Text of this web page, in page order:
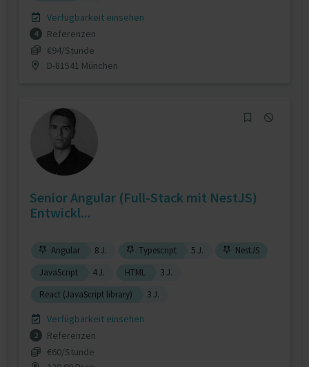
Verfügbarkeit einsehen
4
Referenzen
€94/Stunde
D-81541 München
Senior Angular (Full-Stack mit NestJS)
Entwickl...
Angular 8 J. Typescript 5 J.
NestJS
JavaScript
4 J. HTML
3 J.
React (JavaScript library)
3 J.
Verfügbarkeit einsehen
2
Referenzen
€60/Stunde